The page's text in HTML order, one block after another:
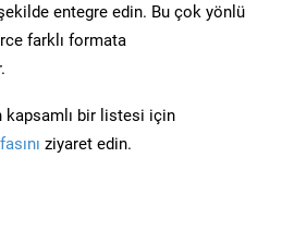
entegre edin. Bu çok yönlü
farklı formata
kapsamlı bir listesi için
ziyaret edin.